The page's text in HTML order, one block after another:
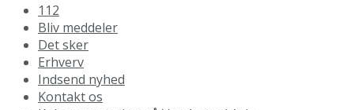
112
Bliv meddeler
Det sker
Erhverv
Indsend nyhed
Kontakt os